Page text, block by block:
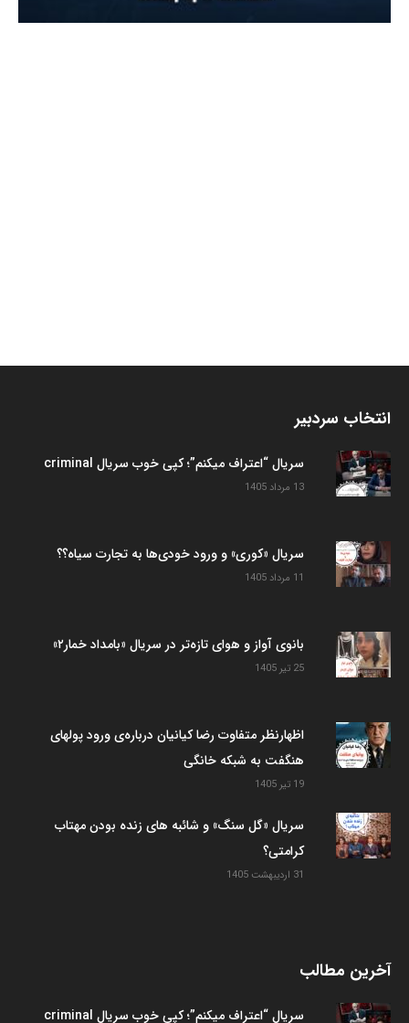
انتخاب سردبیر
سریال “اعتراف میکنم”؛ کپی خوب سریال criminal
13 مرداد 1405
سریال «کوری» و ورود خودی‌ها به تجارت سیاه؟؟
11 مرداد 1405
بانوی آواز و هوای تازه‌تر در سریال «بامداد خمار۲»
25 تیر 1405
اظهارنظر متفاوت رضا کیانیان درباره‌ی ورود پولهای
هنگفت به شبکه خانگی
19 تیر 1405
سریال «گل سنگ» و شائبه های زنده بودن مهتاب
کرامتی؟
31 اردیبهشت 1405
آخرین مطالب
سریال “اعتراف میکنم”؛ کپی خوب سریال criminal